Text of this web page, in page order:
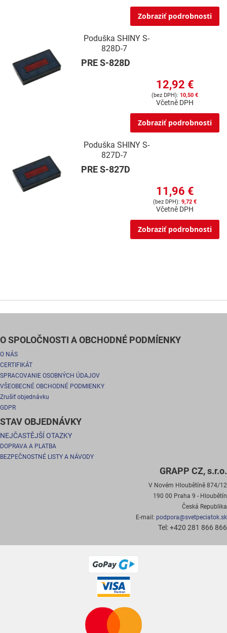
Zobraziť podrobnosti
Poduška SHINY S-
828D-7
PRE S-828D
12,92 €
10,50 €
Včetně DPH
Zobraziť podrobnosti
Poduška SHINY S-
827D-7
PRE S-827D
11,96 €
9,72 €
Včetně DPH
Zobraziť podrobnosti
O SPOLOČNOSTI A OBCHODNÉ PODMÍENKY
O NÁS
CERTIFIKÁT
SPRACOVANIE OSOBNÝCH ÚDAJOV
VŠEOBECNÉ OBCHODNÉ PODMIENKY
Zrušiť objednávku
GDPR
STAV OBJEDNÁVKY
NEJČASTĚJŠÍ OTAZKY
DOPRAVA A PLATBA
BEZPEČNOSTNÉ LISTY A NÁVODY
GRAPP CZ, s.r.o.
V Novém Hloubětíně 874/12
190 00 Praha 9 - Hloubětín
Česká Republika
E-mail: podpora@svetpeciatok.sk
Tel: +420 281 866 866